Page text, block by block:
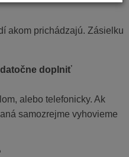
akom prichádzajú. Zásielku
doplniť
alebo telefonicky. Ak
samozrejme vyhovieme